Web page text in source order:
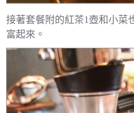
接著套餐附的紅茶1壺和小菜
富起來。